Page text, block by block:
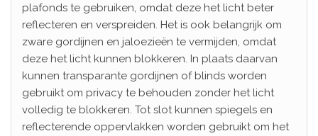
plafonds te gebruiken, omdat deze het licht beter
reflecteren en verspreiden. Het is ook belangrijk om
zware gordijnen en jaloezieën te vermijden, omdat
deze het licht kunnen blokkeren. In plaats daarvan
kunnen transparante gordijnen of blinds worden
gebruikt om privacy te behouden zonder het licht
volledig te blokkeren. Tot slot kunnen spiegels en
reflecterende oppervlakken worden gebruikt om het